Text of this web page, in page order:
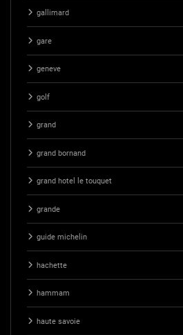
gallimard
gare
geneve
golf
grand
grand bornand
grand hotel le touquet
grande
guide michelin
hachette
hammam
haute savoie